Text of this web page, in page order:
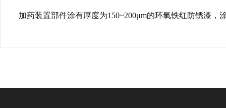
加药装置部件涂有厚度为150~200μm的环氧铁红防锈漆